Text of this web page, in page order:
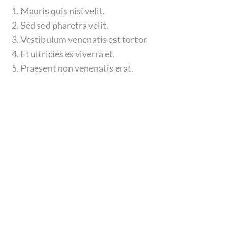
Mauris quis nisi velit.
Sed sed pharetra velit.
Vestibulum venenatis est tortor
Et ultricies ex viverra et.
Praesent non venenatis erat.